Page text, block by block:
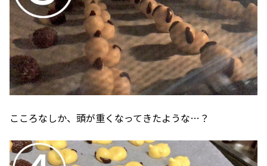
こころなしか、頭が重くなってきたような…？